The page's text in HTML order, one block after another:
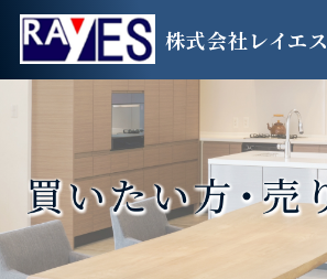
株式会社レイエス